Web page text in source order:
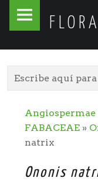
Flora
Skip
Angiospermae
FABACEAE»
natrix
Ononis